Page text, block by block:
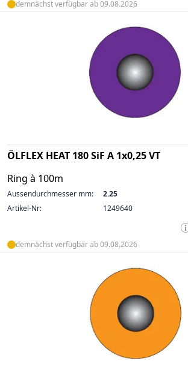
demnächst verfügbar ab 09.08.2026
ÖLFLEX HEAT 180 SiF A 1x0,25 VT
Ring à 100m
Aussendurchmesser mm:
2.25
Artikel-Nr:
1249640
demnächst verfügbar ab 09.08.2026